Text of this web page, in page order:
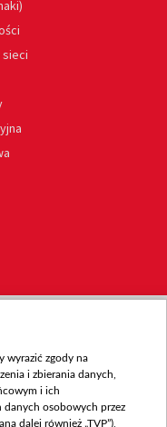
sieci
wyrazić zgody na
i zbierania danych,
i ich
danych osobowych przez
dalej również „TVP”),